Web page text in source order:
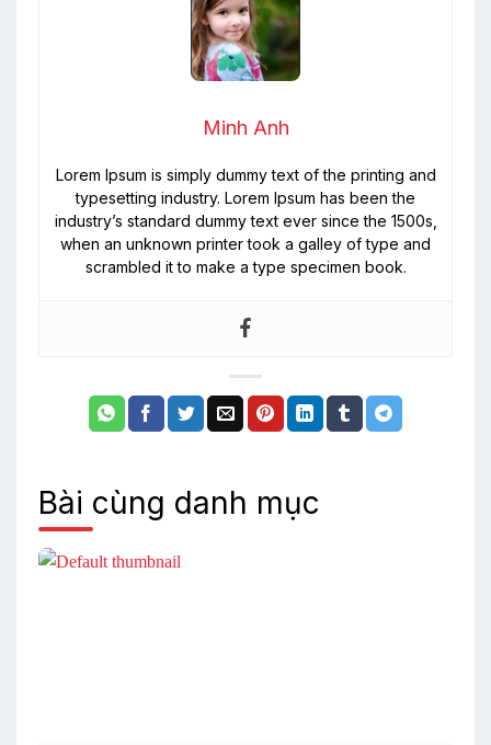
Minh Anh
Lorem Ipsum is simply dummy text of the printing and
typesetting industry. Lorem Ipsum has been the
industry’s standard dummy text ever since the 1500s,
when an unknown printer took a galley of type and
scrambled it to make a type specimen book.
Bài cùng danh mục